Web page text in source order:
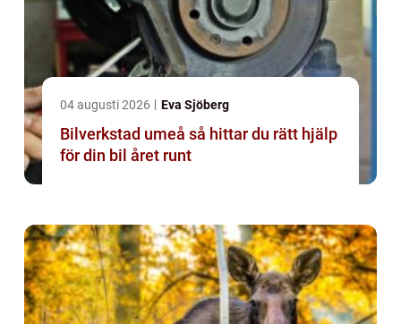
04 augusti 2026 Eva Sjöberg
Bilverkstad umeå så hittar du rätt hjälp
för din bil året runt